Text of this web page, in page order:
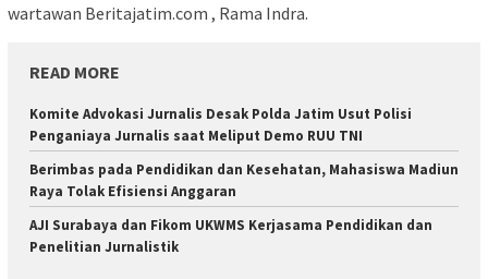
wartawan Beritajatim.com , Rama Indra.
READ MORE
Komite Advokasi Jurnalis Desak Polda Jatim Usut Polisi
Penganiaya Jurnalis saat Meliput Demo RUU TNI
Berimbas pada Pendidikan dan Kesehatan, Mahasiswa Madiun
Raya Tolak Efisiensi Anggaran
AJI Surabaya dan Fikom UKWMS Kerjasama Pendidikan dan
Penelitian Jurnalistik